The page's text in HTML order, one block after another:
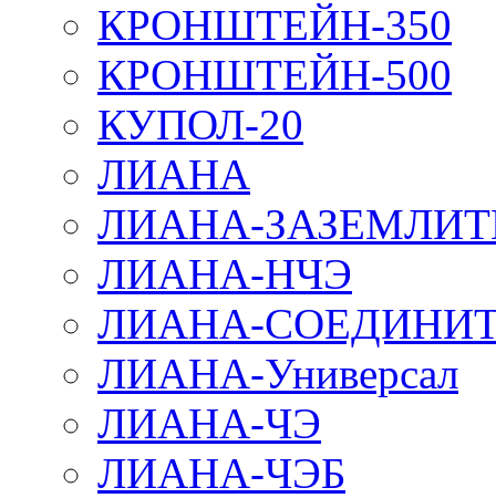
КРОНШТЕЙН-350
КРОНШТЕЙН-500
КУПОЛ-20
ЛИАНА
ЛИАНА-
ЛИАНА-НЧЭ
ЛИАНА-
ЛИАНА-Универсал
ЛИАНА-ЧЭ
ЛИАНА-ЧЭБ